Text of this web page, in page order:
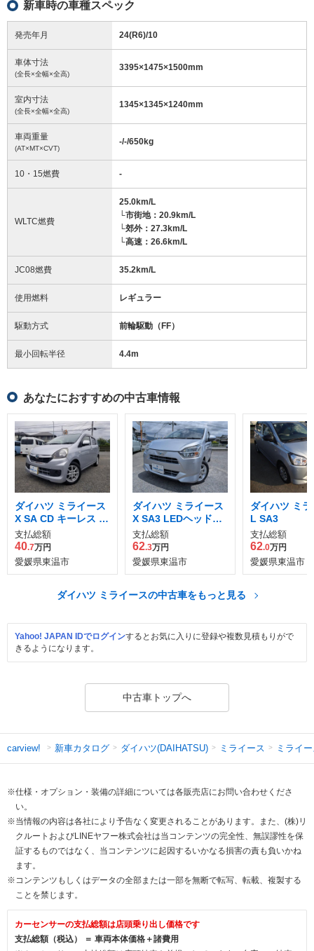
新車時の車種スペック
発売年月 24(R6)/10
車体寸法
(全長×全幅×全高)
3395×1475×1500mm
室内寸法
(全長×全幅×全高)
1345×1345×1240mm
車両重量
(AT×MT×CVT)
-/-/650kg
10・15燃費 -
WLTC燃費
25.0km/L
└市街地：20.9km/L
└郊外：27.3km/L
└高速：26.6km/L
JC08燃費 35.2km/L
使用燃料 レギュラー
駆動方式 前輪駆動（FF）
最小回転半径 4.4m
あなたにおすすめの中古車情報
ダイハツ ミライース
X SA CD キーレス E
TC 電格ドアミラー
支払総額
40.7万円
愛媛県東温市
ダイハツ ミライース
X SA3 LEDヘッドラ
イト バックカメラ
支払総額
62.3万円
愛媛県東温市
ダイハツ ミ
L SA3
支払総額
62.0万円
愛媛県東温市
ダイハツ ミライースの中古車をもっと見る
Yahoo! JAPAN IDでログインするとお気に入りに登録や複数見積もりがで
きるようになります。
中古車トップへ
carview! 新車カタログ ダイハツ(DAIHATSU) ミライース ミライ
※仕様・オプション・装備の詳細については各販売店にお問い合わせくださ
い。
※当情報の内容は各社により予告なく変更されることがあります。また、(株)リ
クルートおよびLINEヤフー株式会社は当コンテンツの完全性、無誤謬性を保
証するものではなく、当コンテンツに起因するいかなる損害の責も負いかね
ます。
※コンテンツもしくはデータの全部または一部を無断で転写、転載、複製する
ことを禁じます。
カーセンサーの支払総額は店頭乗り出し価格です
支払総額（税込） ＝ 車両本体価格＋諸費用